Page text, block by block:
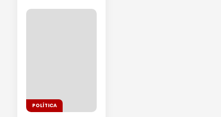
POLÍTICA